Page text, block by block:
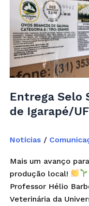
Entrega Selo
de Igarapé/
Notícias /
Mais um avanço
produção local!
Professor Hélio
Veterinária da
Selo
SIM
003
–
Fazenda
de